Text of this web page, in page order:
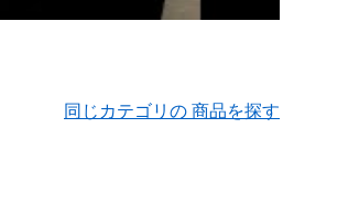
同じカテゴリの 商品を探す